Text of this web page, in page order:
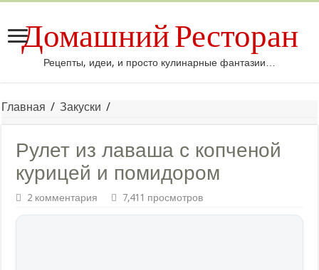
Домашний Ресторан
Рецепты, идеи, и просто кулинарные фантазии…
Главная / Закуски /
Рулет из лаваша с копченой
курицей и помидором
2 комментария 7,411 просмотров